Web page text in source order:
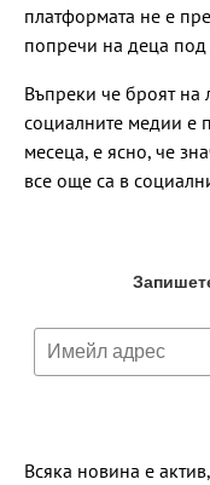
платформата не е
попречи на деца
Въпреки че броят
социалните медии е
месеца, е ясно, че
все още са в
Всяка новина е